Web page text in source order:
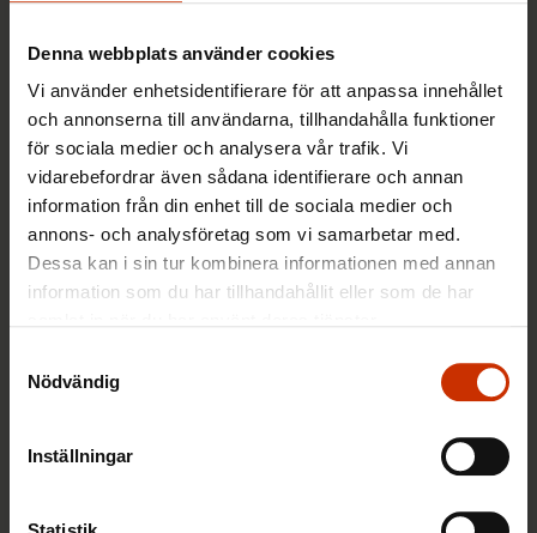
Denna webbplats använder cookies
Vi använder enhetsidentifierare för att anpassa innehållet
och annonserna till användarna, tillhandahålla funktioner
för sociala medier och analysera vår trafik. Vi
vidarebefordrar även sådana identifierare och annan
information från din enhet till de sociala medier och
annons- och analysföretag som vi samarbetar med.
Dessa kan i sin tur kombinera informationen med annan
information som du har tillhandahållit eller som de har
Nödvändig
Inställningar
2.12.2022 Nyheter
”Det har gått över förväntan” –
Fredrika Lund och Vincent Finck tog
med sig bebisen på FFC:s svenska
seminarium
Fackterms arbetsmarknadsordlista har
kompletterats – Vet du vad ”työn
tuunaaminen” eller